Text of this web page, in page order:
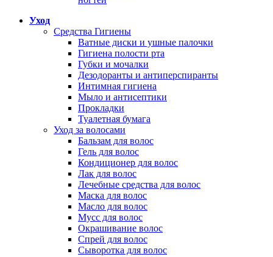
Уход
Средства Гигиены
Ватные диски и ушные палочки
Гигиена полости рта
Губки и мочалки
Дезодоранты и антиперспиранты
Интимная гигиена
Мыло и антисептики
Прокладки
Туалетная бумага
Уход за волосами
Бальзам для волос
Гель для волос
Кондиционер для волос
Лак для волос
Лечебные средства для волос
Маска для волос
Масло для волос
Мусс для волос
Окрашивание волос
Спрей для волос
Сыворотка для волос